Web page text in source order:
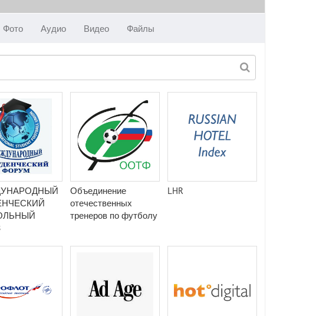
Фото Аудио Видео Файлы
Объединение
отечественных
тренеров по футболу
LHR